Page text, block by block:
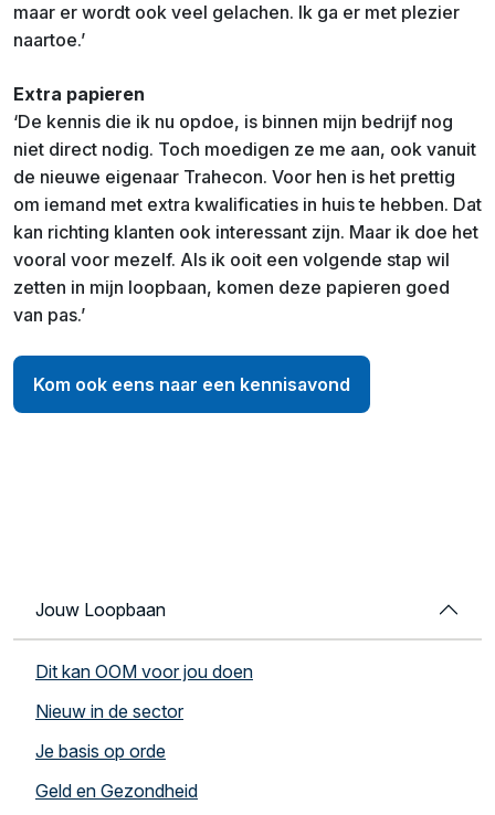
maar er wordt ook veel gelachen. Ik ga er met plezier
naartoe.’
Extra papieren
‘De kennis die ik nu opdoe, is binnen mijn bedrijf nog
niet direct nodig. Toch moedigen ze me aan, ook vanuit
de nieuwe eigenaar Trahecon. Voor hen is het prettig
om iemand met extra kwalificaties in huis te hebben. Dat
kan richting klanten ook interessant zijn. Maar ik doe het
vooral voor mezelf. Als ik ooit een volgende stap wil
zetten in mijn loopbaan, komen deze papieren goed
van pas.’
Kom ook eens naar een kennisavond
Jouw Loopbaan
Dit kan OOM voor jou doen
Nieuw in de sector
Je basis op orde
Geld en Gezondheid